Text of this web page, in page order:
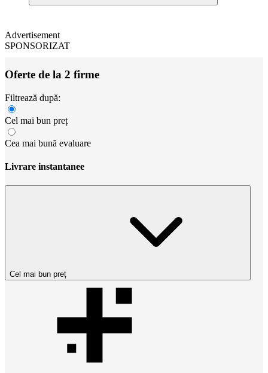
Advertisement
SPONSORIZAT
Oferte de la 2 firme
Filtrează după:
Cel mai bun preț
Cea mai bună evaluare
Livrare instantanee
Cel mai bun preț